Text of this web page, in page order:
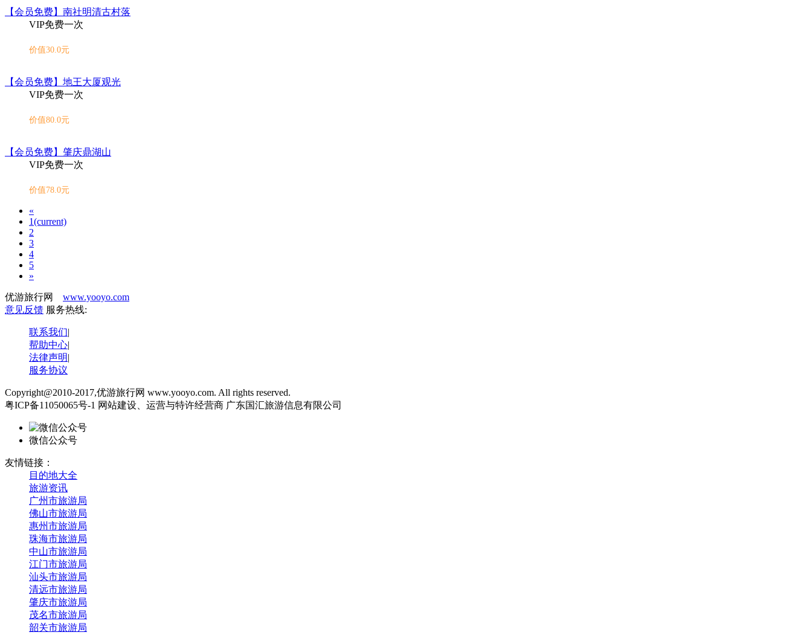
【会员免费】南社明清古村落
VIP免费一次
价值30.0元
【会员免费】地王大厦观光
VIP免费一次
价值80.0元
【会员免费】肇庆鼎湖山
VIP免费一次
价值78.0元
«
1(current)
2
3
4
5
»
优游旅行网 www.yooyo.com
意见反馈 服务热线:
联系我们|
帮助中心|
法律声明|
服务协议
Copyright@2010-2017,优游旅行网 www.yooyo.com. All rights reserved.
粤ICP备11050065号-1 网站建设、运营与特许经营商 广东国汇旅游信息有限公司
微信公众号
友情链接：
目的地大全
旅游资讯
广州市旅游局
佛山市旅游局
惠州市旅游局
珠海市旅游局
中山市旅游局
江门市旅游局
汕头市旅游局
清远市旅游局
肇庆市旅游局
茂名市旅游局
韶关市旅游局